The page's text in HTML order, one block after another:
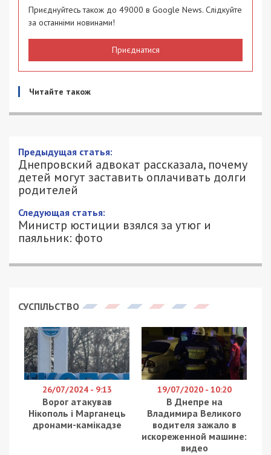
Приєднуйтесь також до 49000 в Google News. Слідкуйте
за останніми новинами!
Приєднатися
Читайте також
Предыдущая статья:
Днепровский адвокат рассказала, почему
детей могут заставить оплачивать долги
родителей
Следующая статья:
Министр юстиции взялся за утюг и
паяльник: фото
СУСПІЛЬСТВО
26/07/2024 - 9:13
Ворог атакував
Нікополь і Марганець
дронами-камікадзе
19/07/2020 - 10:20
В Днепре на
Владимира Великого
водителя зажало в
искореженной машине:
видео